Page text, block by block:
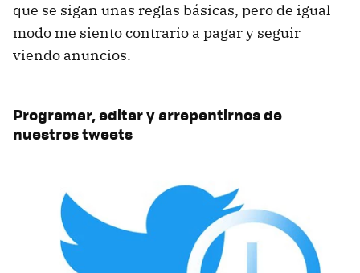
que se sigan unas reglas básicas, pero de igual
modo me siento contrario a pagar y seguir
viendo anuncios.
Programar, editar y arrepentirnos de
nuestros tweets